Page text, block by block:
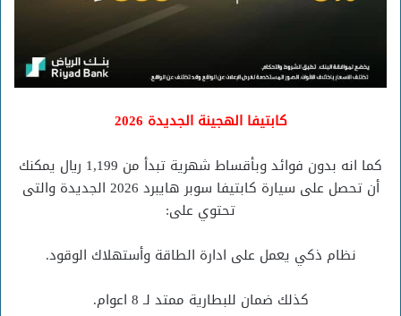
كابتيفا الهجينة الجديدة 2026
كما انه بدون فوائد وبأقساط شهرية تبدأ من 1,199 ريال يمكنك
أن تحصل على سيارة كابتيفا سوبر هايبرد 2026 الجديدة والتى
تحتوي على:
نظام ذكي يعمل على ادارة الطاقة وأستهلاك الوقود.
كذلك ضمان للبطارية ممتد لـ 8 اعوام.